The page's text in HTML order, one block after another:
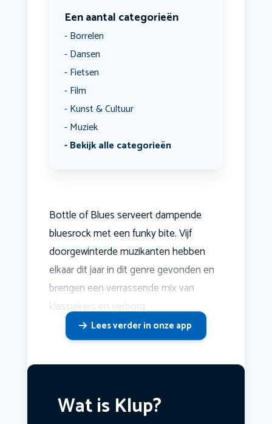
Een aantal categorieën
Borrelen
Dansen
Fietsen
Film
Kunst & Cultuur
Muziek
Bekijk alle categorieën
Bottle of Blues serveert dampende
bluesrock met een funky bite. Vijf
doorgewinterde muzikanten hebben
elkaar dit jaar in dit genre gevonden en
brengen een verrassende mix van
klassiekers en verborg
Lees verder in onze app
Wat is Klup?